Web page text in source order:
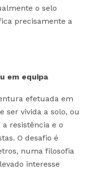
o selo
precisamente a
em equipa
efetuada em
ser vivida a solo, ou
resistência e o
O desafio é
numa filosofia
interesse